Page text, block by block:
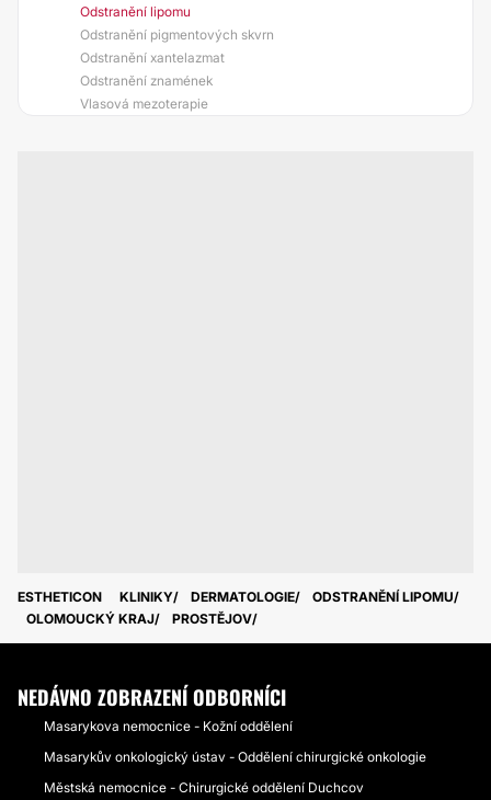
Odstranění lipomu
Odstranění pigmentových skvrn
Odstranění xantelazmat
Odstranění znamének
Vlasová mezoterapie
ESTHETICON KLINIKY DERMATOLOGIE
ODSTRANĚNÍ LIPOMU
OLOMOUCKÝ KRAJ
PROSTĚJOV
NEDÁVNO ZOBRAZENÍ ODBORNÍCI
Masarykova nemocnice - Kožní oddělení
Masarykův onkologický ústav - Oddělení chirurgické onkologie
Městská nemocnice - Chirurgické oddělení Duchcov